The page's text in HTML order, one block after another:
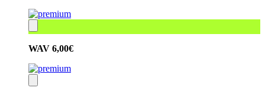
WAV 6,00€